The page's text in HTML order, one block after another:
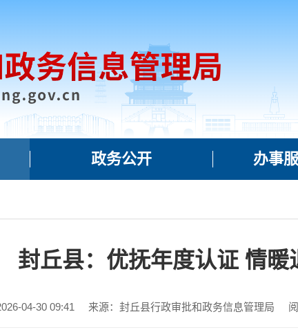
政务公开 办事
封丘县：优抚年度认证 情暖
04-30 09:41 来源：封丘县行政审批和政务信息管理局